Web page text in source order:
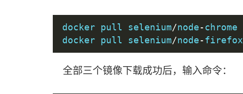
docker pull selenium/node-chrome
docker pull selenium/node-firefox
全部三个镜像下载成功后，输入命令：